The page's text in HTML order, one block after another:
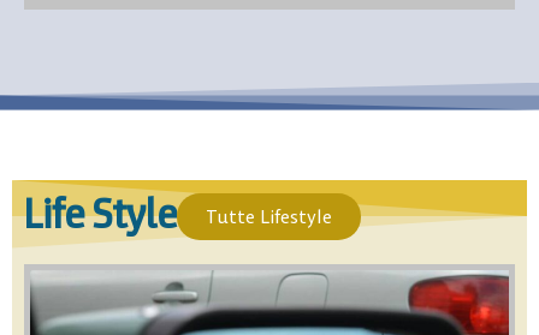
Life Style Tutte Lifestyle